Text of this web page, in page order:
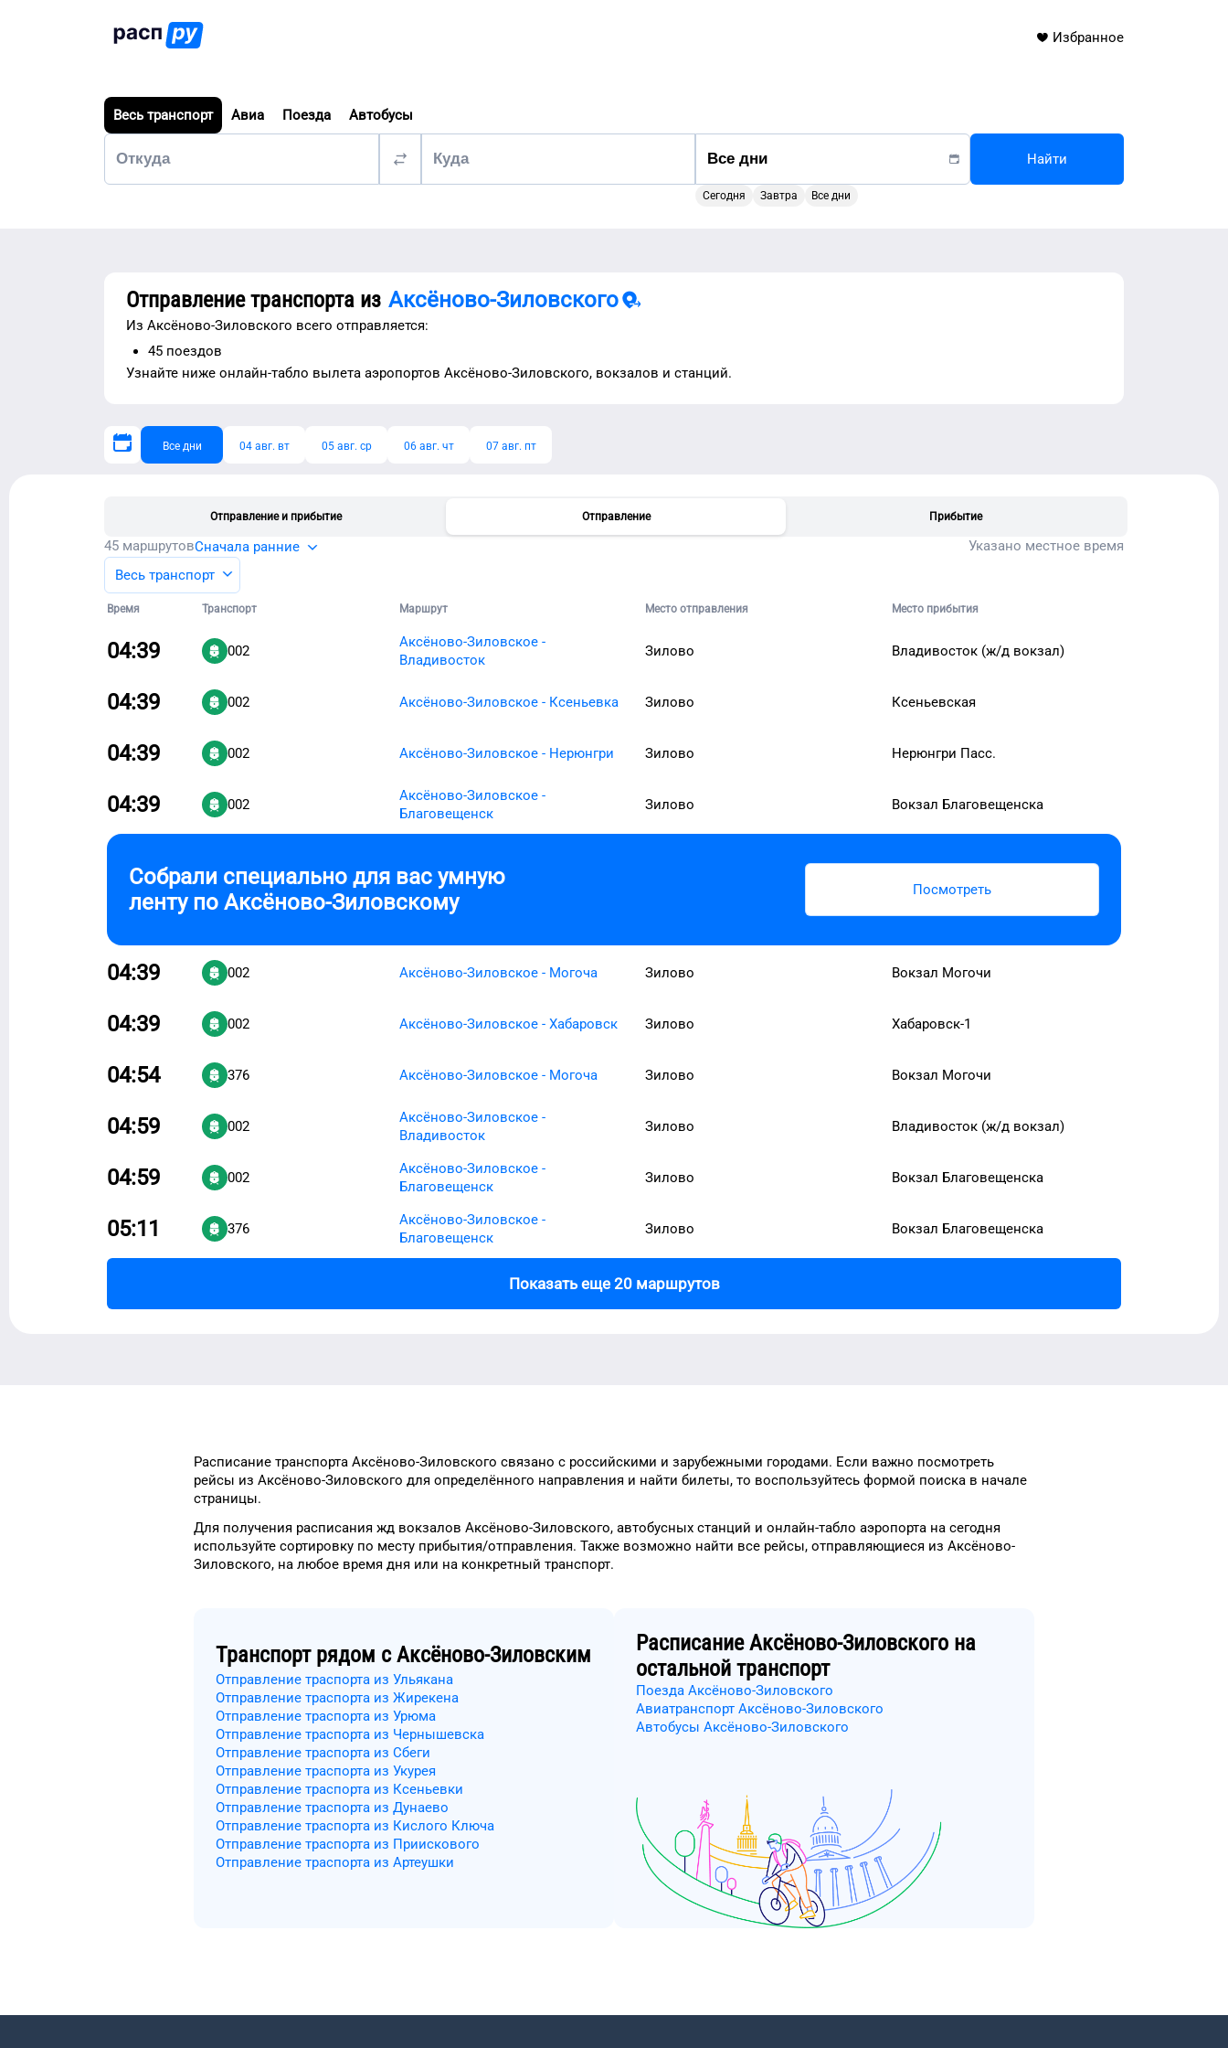
Избранное
Весь транспорт Авиа Поезда Автобусы
Сегодня Завтра Все дни
Найти
Отправление транспорта из Аксёново-Зиловского
Из Аксёново-Зиловского всего отправляется:
45 поездов
Узнайте ниже онлайн-табло вылета аэропортов Аксёново-Зиловского, вокзалов и станций.
Все дни 04 авг. вт 05 авг. ср 06 авг. чт 07 авг. пт
Отправление и прибытие Отправление Прибытие
45 маршрутовСначала ранние
Указано местное время
Весь транспорт
Время Транспорт Маршрут Место отправления Место прибытия
04:39 002
Аксёново-Зиловское -
Владивосток
Зилово Владивосток (ж/д вокзал)
04:39 002 Аксёново-Зиловское - Ксеньевка Зилово Ксеньевская
04:39 002 Аксёново-Зиловское - Нерюнгри Зилово Нерюнгри Пасс.
04:39 002
Аксёново-Зиловское -
Благовещенск
Зилово Вокзал Благовещенска
Собрали специально для вас умную
ленту по Аксёново-Зиловскому Посмотреть
04:39 002 Аксёново-Зиловское - Могоча Зилово Вокзал Могочи
04:39 002 Аксёново-Зиловское - Хабаровск Зилово Хабаровск-1
04:54 376 Аксёново-Зиловское - Могоча Зилово Вокзал Могочи
04:59 002
Аксёново-Зиловское -
Владивосток
Зилово Владивосток (ж/д вокзал)
04:59 002
Аксёново-Зиловское -
Благовещенск
Зилово Вокзал Благовещенска
05:11 376
Аксёново-Зиловское -
Благовещенск
Зилово Вокзал Благовещенска
Показать еще 20 маршрутов
Расписание транспорта Аксёново-Зиловского связано с российскими и зарубежными городами. Если важно посмотреть
рейсы из Аксёново-Зиловского для определённого направления и найти билеты, то воспользуйтесь формой поиска в начале
страницы.
Для получения расписания жд вокзалов Аксёново-Зиловского, автобусных станций и онлайн-табло аэропорта на сегодня
используйте сортировку по месту прибытия/отправления. Также возможно найти все рейсы, отправляющиеся из Аксёново-
Зиловского, на любое время дня или на конкретный транспорт.
Транспорт рядом с Аксёново-Зиловским
Отправление траспорта из Ульякана
Отправление траспорта из Жирекена
Отправление траспорта из Урюма
Отправление траспорта из Чернышевска
Отправление траспорта из Сбеги
Отправление траспорта из Укурея
Отправление траспорта из Ксеньевки
Отправление траспорта из Дунаево
Отправление траспорта из Кислого Ключа
Отправление траспорта из Приискового
Отправление траспорта из Артеушки
РасписаниеАксёново-Зиловского на
остальной транспорт
Поезда Аксёново-Зиловского
Авиатранспорт Аксёново-Зиловского
Автобусы Аксёново-Зиловского